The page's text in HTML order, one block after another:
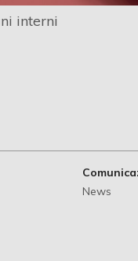
interni
News